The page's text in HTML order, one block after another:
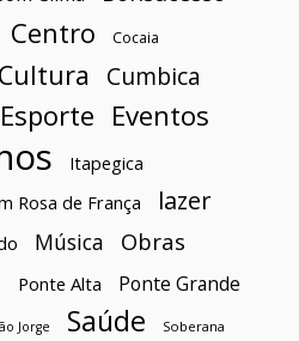
Centro Cocaia
Cultura Cumbica
Esporte Eventos
Itapegica
Rosa de França
lazer
Música Obras
Ponte Alta Ponte Grande
Jorge Saúde Soberana